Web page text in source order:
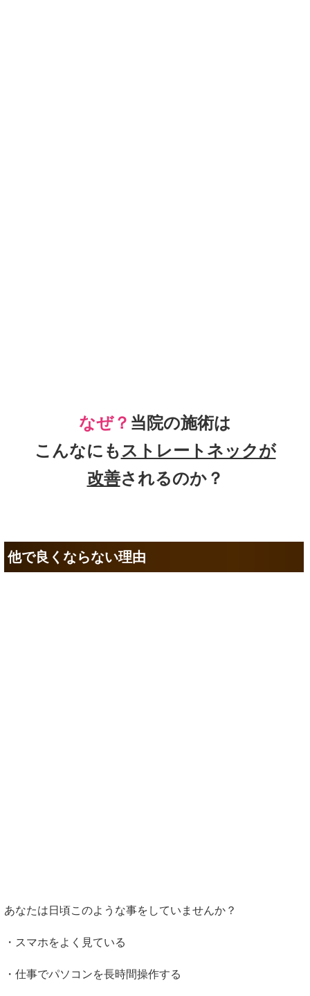
なぜ？ 当院の施術は
こんなにもストレートネックが
改善されるのか？
他で良くならない理由
あなたは日頃このような事をしていませんか？
・スマホをよく見ている
・仕事でパソコンを長時間操作する